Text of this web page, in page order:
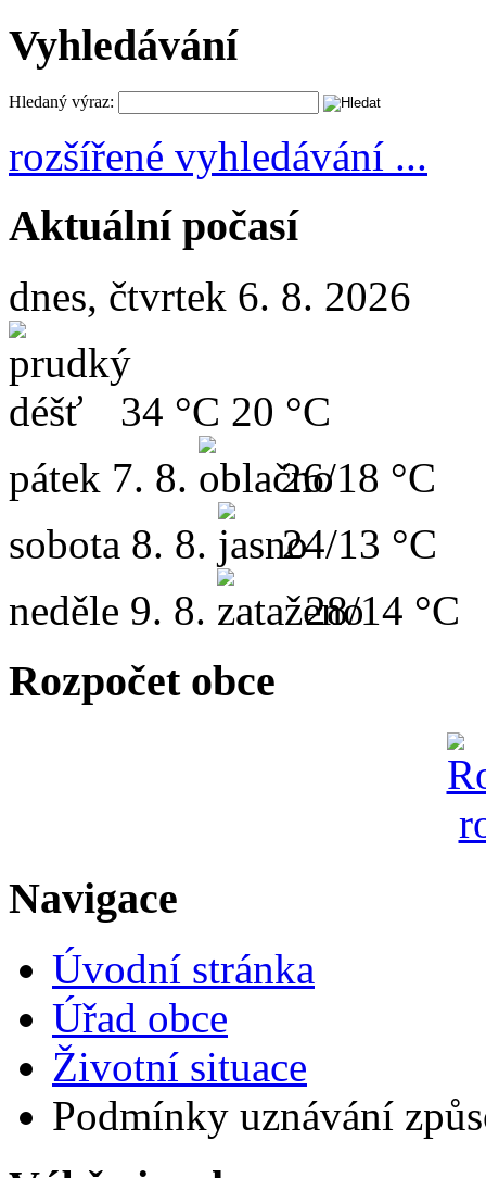
Vyhledávání
Hledaný výraz:
rozšířené vyhledávání ...
Aktuální počasí
dnes, čtvrtek 6. 8. 2026
34 °C 20 °C
pátek 7. 8.
26/18 °C
sobota 8. 8.
24/13 °C
neděle 9. 8. 28/14 °C
Rozpočet obce
Navigace
Úvodní stránka
Úřad obce
Životní situace
Podmínky uznávání